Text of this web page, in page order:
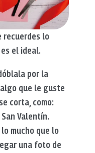
recuerdes lo
el ideal.
por la
que le guste
corta, como:
Valentín.
mucho que lo
una foto de